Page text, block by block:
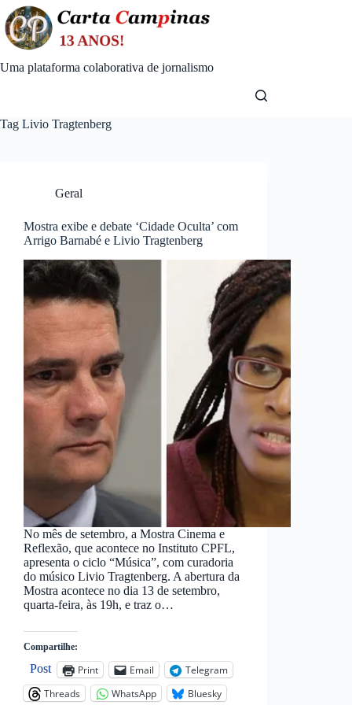
Skip
to
content
Uma plataforma colaborativa de jornalismo
Tag Livio Tragtenberg
Geral
Mostra exibe e debate ‘Cidade Oculta’ com
Arrigo Barnabé e Livio Tragtenberg
No mês de setembro, a Mostra Cinema e
Reflexão, que acontece no Instituto CPFL,
apresenta o ciclo “Música”, com curadoria
do músico Livio Tragtenberg. A abertura da
Mostra acontece no dia 13 de setembro,
quarta-feira, às 19h, e traz o…
Compartilhe:
Post Print Email
Telegram
Threads
WhatsApp Bluesky